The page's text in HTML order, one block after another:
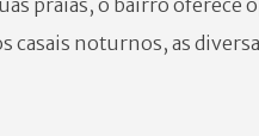
casais noturnos, as